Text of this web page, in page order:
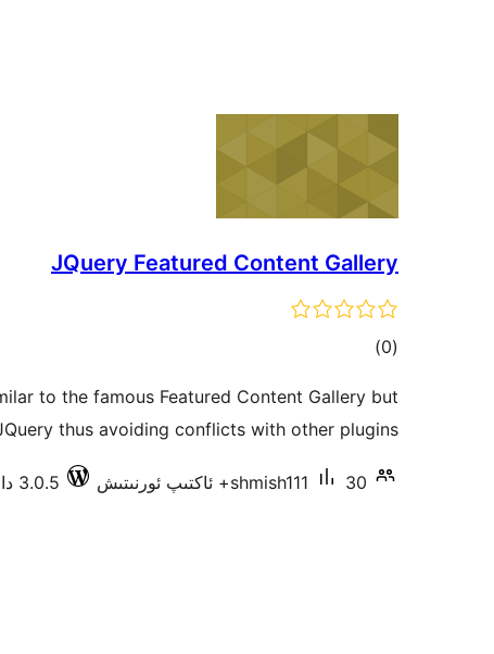
JQuery Featured Content Gallery
(0 ئومۇمىي)
to the famous Featured Content Gallery but
thus avoiding conflicts with other plugins.
shmish111 30+ ئاكتىپ ئورنىتىش 3.0.5 دا سىنالغان